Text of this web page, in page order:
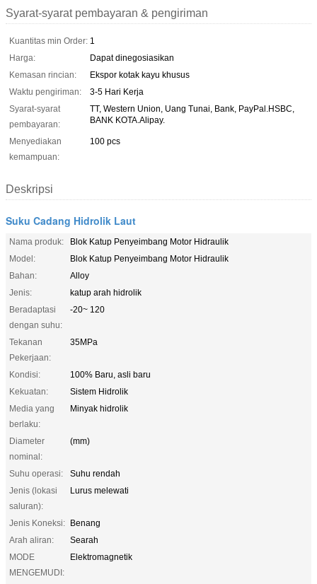
Syarat-syarat pembayaran & pengiriman
Kuantitas min Order: 1
Harga:
Dapat dinegosiasikan
Kemasan rincian:
Ekspor kotak kayu khusus
Waktu pengiriman:
3-5 Hari Kerja
Syarat-syarat
pembayaran:
TT, Western Union, Uang Tunai, Bank, PayPal.HSBC,
BANK KOTA.Alipay.
Menyediakan
kemampuan:
100 pcs
Deskripsi
Suku Cadang Hidrolik Laut
Nama produk:
Blok Katup Penyeimbang Motor Hidraulik
Model:
Blok Katup Penyeimbang Motor Hidraulik
Bahan:
Alloy
Jenis:
katup arah hidrolik
Beradaptasi
dengan suhu:
-20~ 120
Tekanan
Pekerjaan:
35MPa
Kondisi:
100% Baru, asli baru
Kekuatan:
Sistem Hidrolik
Media yang
berlaku:
Minyak hidrolik
Diameter
nominal:
(mm)
Suhu operasi:
Suhu rendah
Jenis (lokasi
saluran):
Lurus melewati
Jenis Koneksi: Benang
Arah aliran:
Searah
MODE
MENGEMUDI:
Elektromagnetik